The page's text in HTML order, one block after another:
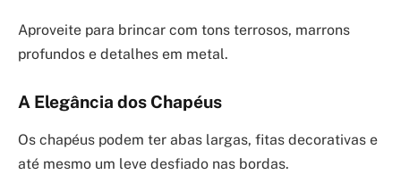
Aproveite para brincar com tons terrosos, marrons
profundos e detalhes em metal.
A Elegância dos Chapéus
Os chapéus podem ter abas largas, fitas decorativas e
até mesmo um leve desfiado nas bordas.